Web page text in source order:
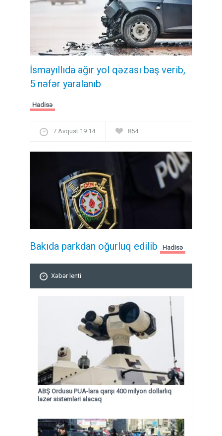
İsmayıllıda ağır yol qəzası baş verib,
5 nəfər yaralanıb
Hadisə
7 Avqust 19:14 854
Bakıda parkdan oğurluq edilib Hadisə
Xəbər lenti
ABŞ Ordusu PUA-lara qarşı 400 milyon dollarlıq
lazer sistemləri alacaq